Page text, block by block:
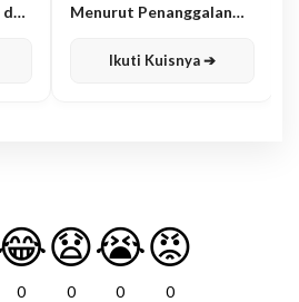
Menurut Penanggalan
Ikuti Kuisnya ➔
0
😧
0
😭
0
😡
0